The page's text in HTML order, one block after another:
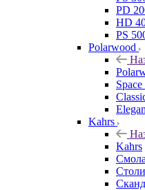
PD
HD
PS
Polarwood
Kahrs
Kahrs